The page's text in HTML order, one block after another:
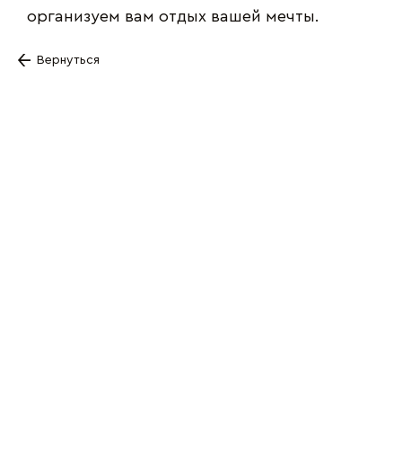
организуем вам отдых вашей мечты.
Вернуться